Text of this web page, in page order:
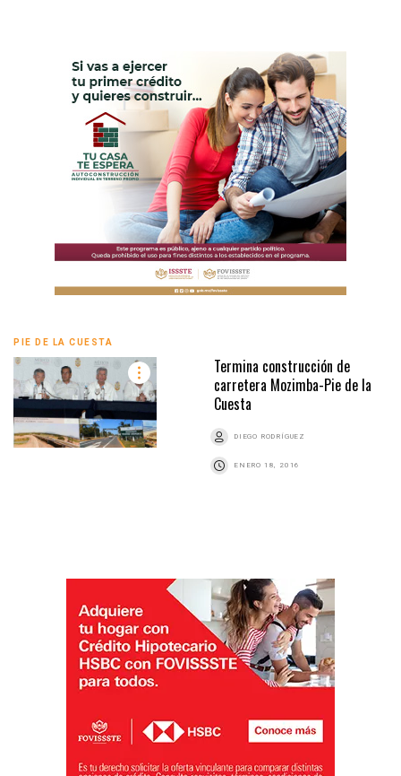
PIE DE LA CUESTA
Termina construcción de
carretera Mozimba-Pie de la
Cuesta
DIEGO RODRÍGUEZ
ENERO 18, 2016